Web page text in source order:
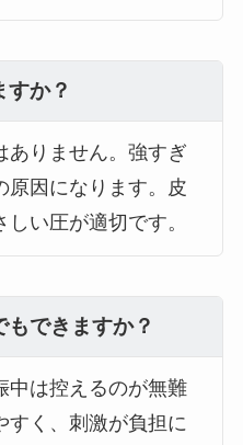
すか？
ありません。強すぎ
原因になります。皮
い圧が適切です。
できますか？
中は控えるのが無難
すく、刺激が負担に